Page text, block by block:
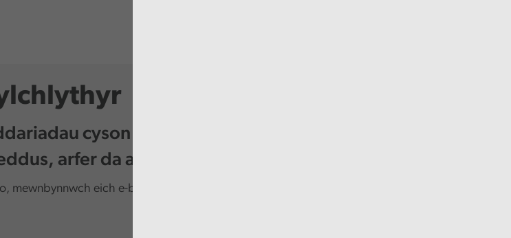
cyson i chi am ein gwaith archwilio
arfer da a digwyddiadau.
mewnbynnwch eich e-bost.